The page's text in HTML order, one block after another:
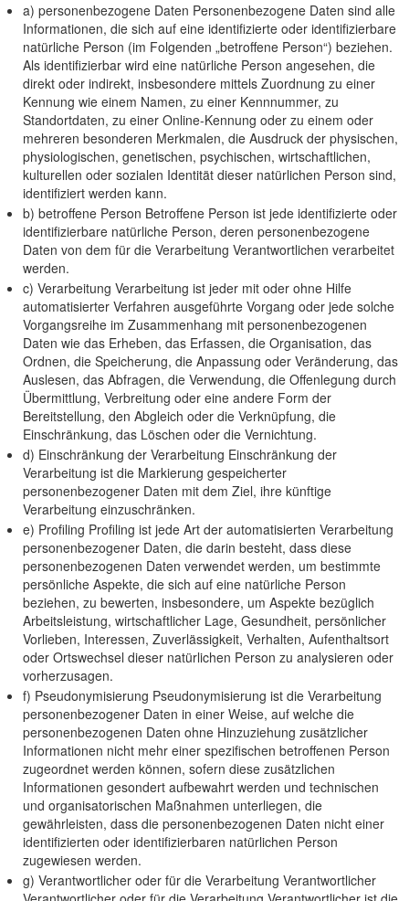
a) personenbezogene Daten Personenbezogene Daten sind alle
Informationen, die sich auf eine identifizierte oder identifizierbare
natürliche Person (im Folgenden „betroffene Person“) beziehen.
Als identifizierbar wird eine natürliche Person angesehen, die
direkt oder indirekt, insbesondere mittels Zuordnung zu einer
Kennung wie einem Namen, zu einer Kennnummer, zu
Standortdaten, zu einer Online-Kennung oder zu einem oder
mehreren besonderen Merkmalen, die Ausdruck der physischen,
physiologischen, genetischen, psychischen, wirtschaftlichen,
kulturellen oder sozialen Identität dieser natürlichen Person sind,
identifiziert werden kann.
b) betroffene Person Betroffene Person ist jede identifizierte oder
identifizierbare natürliche Person, deren personenbezogene
Daten von dem für die Verarbeitung Verantwortlichen verarbeitet
werden.
c) Verarbeitung Verarbeitung ist jeder mit oder ohne Hilfe
automatisierter Verfahren ausgeführte Vorgang oder jede solche
Vorgangsreihe im Zusammenhang mit personenbezogenen
Daten wie das Erheben, das Erfassen, die Organisation, das
Ordnen, die Speicherung, die Anpassung oder Veränderung, das
Auslesen, das Abfragen, die Verwendung, die Offenlegung durch
Übermittlung, Verbreitung oder eine andere Form der
Bereitstellung, den Abgleich oder die Verknüpfung, die
Einschränkung, das Löschen oder die Vernichtung.
d) Einschränkung der Verarbeitung Einschränkung der
Verarbeitung ist die Markierung gespeicherter
personenbezogener Daten mit dem Ziel, ihre künftige
Verarbeitung einzuschränken.
e) Profiling Profiling ist jede Art der automatisierten Verarbeitung
personenbezogener Daten, die darin besteht, dass diese
personenbezogenen Daten verwendet werden, um bestimmte
persönliche Aspekte, die sich auf eine natürliche Person
beziehen, zu bewerten, insbesondere, um Aspekte bezüglich
Arbeitsleistung, wirtschaftlicher Lage, Gesundheit, persönlicher
Vorlieben, Interessen, Zuverlässigkeit, Verhalten, Aufenthaltsort
oder Ortswechsel dieser natürlichen Person zu analysieren oder
vorherzusagen.
f) Pseudonymisierung Pseudonymisierung ist die Verarbeitung
personenbezogener Daten in einer Weise, auf welche die
personenbezogenen Daten ohne Hinzuziehung zusätzlicher
Informationen nicht mehr einer spezifischen betroffenen Person
zugeordnet werden können, sofern diese zusätzlichen
Informationen gesondert aufbewahrt werden und technischen
und organisatorischen Maßnahmen unterliegen, die
gewährleisten, dass die personenbezogenen Daten nicht einer
identifizierten oder identifizierbaren natürlichen Person
zugewiesen werden.
g) Verantwortlicher oder für die Verarbeitung Verantwortlicher